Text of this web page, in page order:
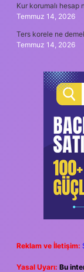
Kur korumalı
Temmuz 14, 2026
Ters korele ne
Temmuz 14, 2026
Reklam ve İletişim:
Yasal Uyarı: Bu